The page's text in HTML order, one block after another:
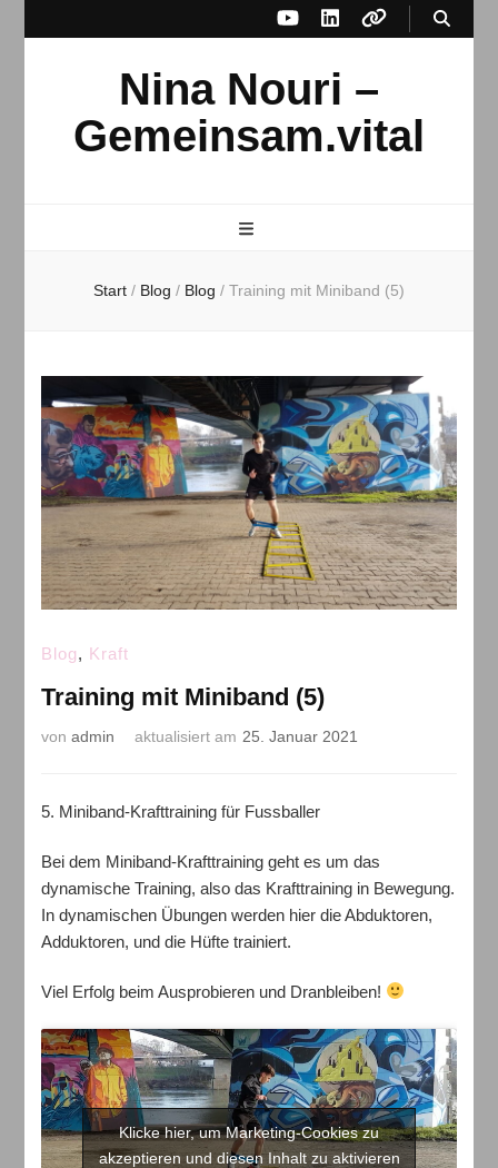
Nina Nouri –
Gemeinsam.vital
Start / Blog / Blog / Training mit Miniband (5)
Blog, Kraft
Training mit Miniband (5)
vonadmin aktualisiert am 25. Januar 2021
5. Miniband-Krafttraining für Fussballer
Bei dem Miniband-Krafttraining geht es um das
dynamische Training, also das Krafttraining in Bewegung.
In dynamischen Übungen werden hier die Abduktoren,
Adduktoren, und die Hüfte trainiert.
Viel Erfolg beim Ausprobieren und Dranbleiben!
Klicke hier, um Marketing-Cookies zu
akzeptieren und diesen Inhalt zu aktivieren